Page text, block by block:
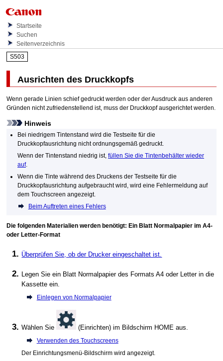
Startseite
Suchen
Seitenverzeichnis
S503
Ausrichten des Druckkopfs
Wenn gerade Linien schief gedruckt werden oder der Ausdruck aus anderen
Gründen nicht zufriedenstellend ist, muss der Druckkopfausgerichtet werden.
Hinweis
Bei niedrigem Tintenstand wird die Testseite für die
Druckkopfausrichtung nicht ordnungsgemäß gedruckt.
Wenn der Tintenstand niedrig ist,füllen Sie die Tintenbehälter wieder
auf.
Wenn die Tinte während des Druckens der Testseite für die
Druckkopfausrichtung aufgebraucht wird, wird eine Fehlermeldung auf
demTouchscreen angezeigt.
Beim Auftreten eines Fehlers
Die folgenden Materialien werden benötigt: Ein Blatt Normalpapier im A4-
oder Letter-Format
Überprüfen Sie, ob der Druckereingeschaltet ist.
Legen Sie ein Blatt Normalpapier des Formats A4 oder Letter in die
Kassette ein.
Einlegen von Normalpapier
Wählen Sie (Einrichten) im Bildschirm HOME aus.
Verwenden des Touchscreens
Der Einrichtungsmenü-Bildschirm wird angezeigt.